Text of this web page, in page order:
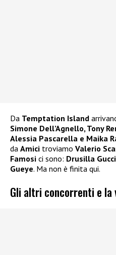
Da Temptation Island
Simone Dell’Agnello, Tony
Alessia Pascarella e Maika
da Amici troviamo Valerio
Famosi ci sono: Drusilla
Gueye. Ma non è finita qui.
Gli altri concorrenti e la